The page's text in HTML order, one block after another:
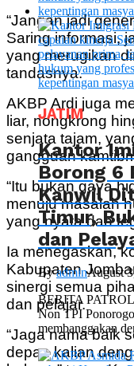
“Jangan jadi
Saring informasi,
yang merugikan
tandasnya.
AKBP Ardi juga
liar, nongkrong
senjata tajam,
gangguan
“Itu bukan gaya
menuju masalah
yang nyata dan
Ia menegaskan,
Kabupaten
sinergi semua
dan pelajar.
“Jaga nama baik
depan kalian
JATIM
Kantor
Borong 6
Kanwil
Timur,
dan
ByadminAugust
BERITA
Non TPI
membanggakan